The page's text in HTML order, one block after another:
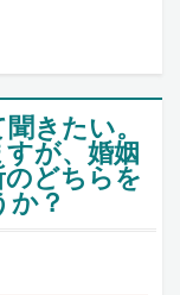
きたい。
が、婚姻
どちらを
？